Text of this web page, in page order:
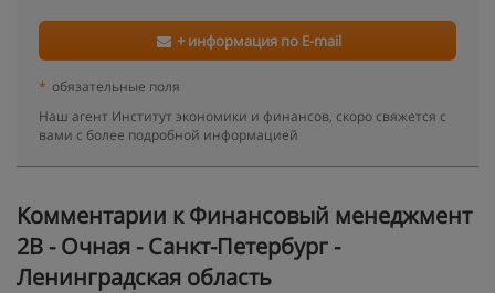
+ информация по E-mail
* обязательные поля
Наш агент Институт экономики и финансов, скоро свяжется с
вами с более подробной информацией
Kомментарии к Финансовый менеджмент
2В - Очная - Санкт-Петербург -
Ленинградская область